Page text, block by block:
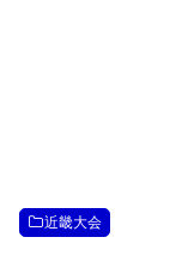
近畿大会